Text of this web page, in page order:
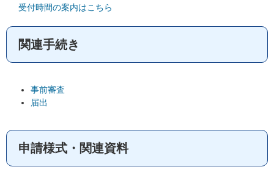
受付時間の案内はこちら
関連手続き
事前審査
届出
申請様式・関連資料